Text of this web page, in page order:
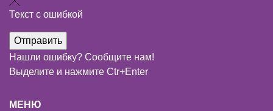
Текст с ошибкой
Нашли ошибку? Сообщите нам!
Выделите и нажмите Ctr+Enter
МЕНЮ